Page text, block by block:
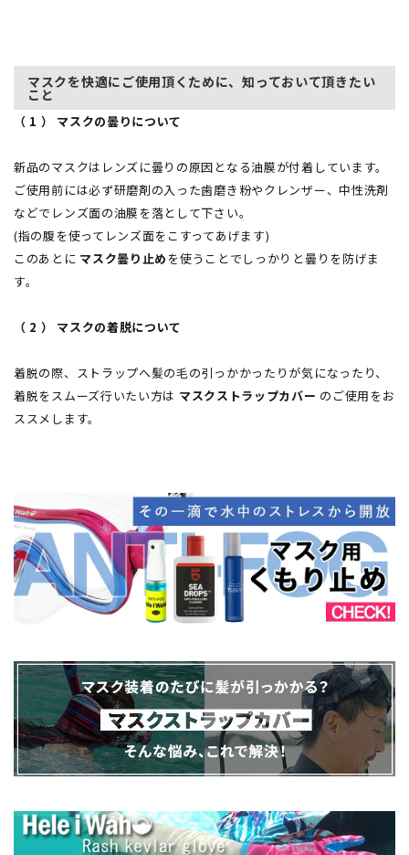
マスクを快適にご使用頂くために、知っておいて頂きたい
こと
（ 1 ） マスクの曇りについて
新品のマスクはレンズに曇りの原因となる油膜が付着しています。
ご使用前には必ず研磨剤の入った歯磨き粉やクレンザー、中性洗剤
などでレンズ面の油膜を落として下さい。
(指の腹を使ってレンズ面をこすってあげます)
このあとに マスク曇り止め を使うことでしっかりと曇りを防げま
す。
（ 2 ） マスクの着脱について
着脱の際、ストラップへ髪の毛の引っかかったりが気になったり、
着脱をスムーズ行いたい方は マスクストラップカバー のご使用をお
ススメします。